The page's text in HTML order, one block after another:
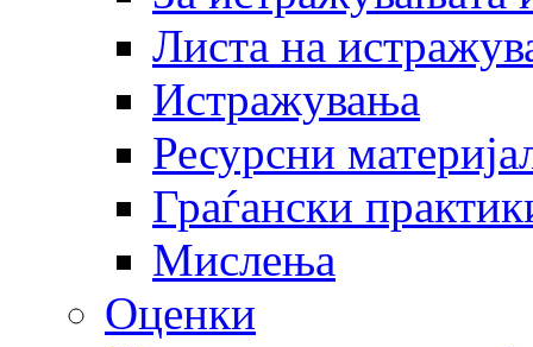
Листа на
Истражувања
Ресурсни
Граѓански
Мислења
Оценки